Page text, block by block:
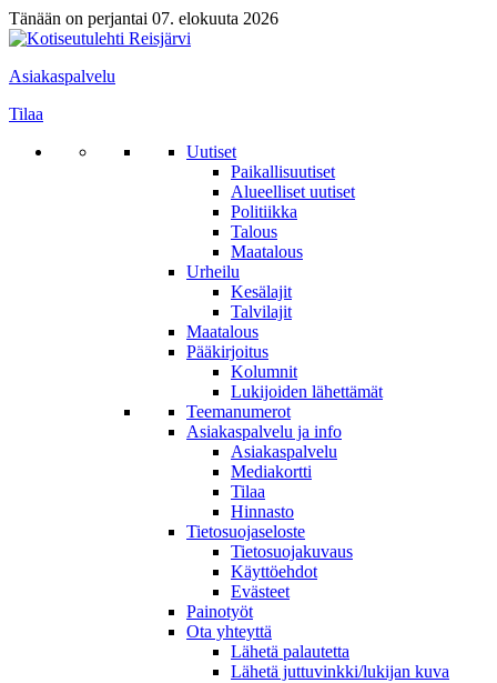
Tänään on perjantai 07. elokuuta 2026
Asiakaspalvelu
Tilaa
Uutiset
Paikallisuutiset
Alueelliset uutiset
Politiikka
Talous
Maatalous
Urheilu
Kesälajit
Talvilajit
Maatalous
Pääkirjoitus
Kolumnit
Lukijoiden lähettämät
Teemanumerot
Asiakaspalvelu ja info
Asiakaspalvelu
Mediakortti
Tilaa
Hinnasto
Tietosuojaseloste
Tietosuojakuvaus
Käyttöehdot
Evästeet
Painotyöt
Ota yhteyttä
Lähetä palautetta
Lähetä juttuvinkki/lukijan kuva